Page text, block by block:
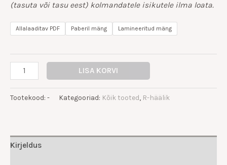
(tasuta või tasu eest) kolmandatele isikutele ilma loata.
Allalaaditav PDF Paberil mäng Lamineeritud mäng
LISA KORVI
Tootekood: - Kategooriad: Kõik tooted, R-häälik
Kirjeldus